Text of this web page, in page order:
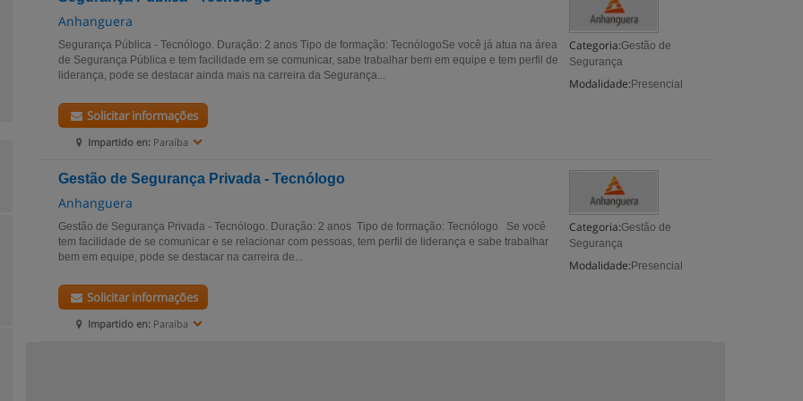
Anhanguera
Categoria:Gestão de
Segurança
Modalidade: Presencial
Segurança Pública - Tecnólogo. Duração: 2 anos Tipo de formação: TecnólogoSe você já atua na área
de Segurança Pública e tem facilidade em se comunicar, sabe trabalhar bem em equipe e tem perfil de
liderança, pode se destacar ainda mais na carreira da Segurança...
Impartido en: Paraíba
Solicitar informações
Gestão de Segurança Privada - Tecnólogo
Anhanguera
Categoria:Gestão de
Segurança
Modalidade: Presencial
Gestão de Segurança Privada - Tecnólogo. Duração: 2 anos Tipo de formação: Tecnólogo Se você
tem facilidade de se comunicar e se relacionar com pessoas, tem perfil de liderança e sabe trabalhar
bem em equipe, pode se destacar na carreira de...
Impartido en: Paraíba
Solicitar informações